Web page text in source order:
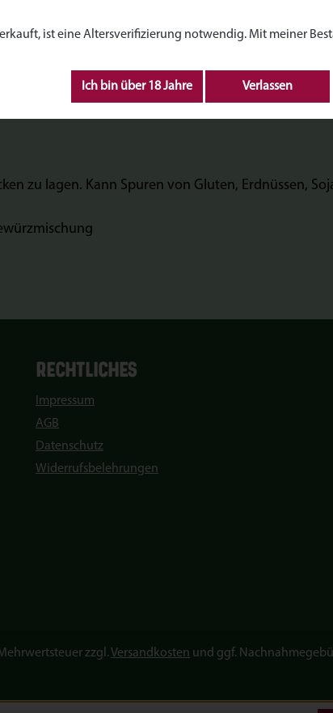
BBQ-Mix"
Der Mix ist vielseitig einsetzbar - Ideal für Fisch,
zu lagen. Kann Spuren von Gluten, Erdnüssen,
RECHTLICHES
Impressum
AGB
Datenschutz
Widerrufsbelehrungen
zzgl. Versandkosten und ggf.
ist eine Altersverifizierung notwendig. Mit meiner
Ich bin über 18 Jahre Verlassen